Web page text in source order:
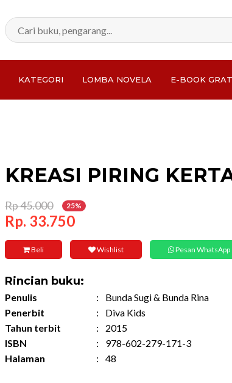
KATEGORI LOMBA NOVELA E-BOOK
KREASI PIRING
Rp 45.000 25%
Rp. 33.750
Beli Wishlist Pesan WhatsApp
Rincian buku:
Penulis :
Bunda Sugi & Bunda Rina
Penerbit
:
Diva Kids
Tahun terbit
:
2015
ISBN
:
978-602-279-171-3
Halaman
: 48